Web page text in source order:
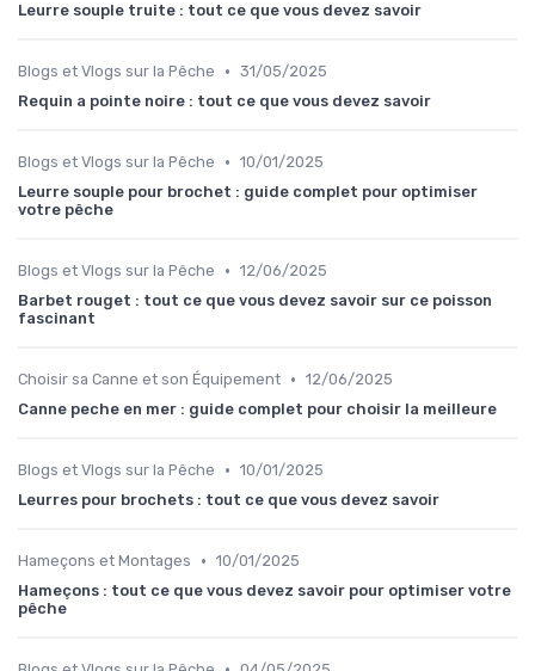
Leurre souple truite : tout ce que vous devez savoir
Blogs et Vlogs sur la Pêche • 31/05/2025
Requin a pointe noire : tout ce que vous devez savoir
Blogs et Vlogs sur la Pêche • 10/01/2025
Leurre souple pour brochet : guide complet pour optimiser
votre pêche
Blogs et Vlogs sur la Pêche • 12/06/2025
Barbet rouget : tout ce que vous devez savoir sur ce poisson
fascinant
Choisir sa Canne et son Équipement • 12/06/2025
Canne peche en mer : guide complet pour choisir la meilleure
Blogs et Vlogs sur la Pêche • 10/01/2025
Leurres pour brochets : tout ce que vous devez savoir
Hameçons et Montages • 10/01/2025
Hameçons : tout ce que vous devez savoir pour optimiser votre
pêche